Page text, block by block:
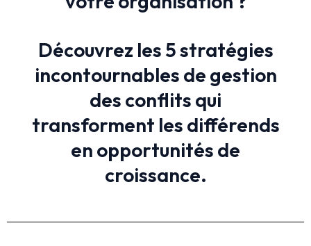
Découvrez les 5 stratégies
incontournables de gestion
des conflits qui
transforment les différends
en opportunités de
croissance.